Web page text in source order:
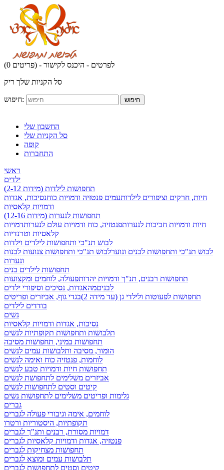
(0 פריטים) - לפרטים - היכנס לקישור
סל הקניות שלך ריק
חיפוש: חיפוש
החשבון שלי
סל הקניות שלי
קופה
התחברות
ראשי
ילדים
תחפושות לילדות (מידות 2-12)
חיות, חרקים וציפורים לילדותעמים פנטזיה ודמויות כוחנסיכות, אגדות
ודמויות קלאסיות
תחפושות לנערות (מידות 12-16)
חיות ודמויות חביבות לנערותפנטזיה, כוח ודמויות עולם לנערותדמויות
קלאסיות וטרנדיות
לבוש תנ"כי ותחפושות לילדים וילדות
לבוש תנ"כי ותחפושות לבנים ונוערלבוש תנ"כי ותחפושות צנועות לבנות
ונערות
תחפושות לילדים בנים
תחפושות רבנים, תנ"ך ודמויות יהדותפעולה, לוחמים ומקצועות
לבניםמהאגדות, נסיכים וסיפורי ילדים
תחפושות לפעוטות ולילדי גן (עד מידה 2)
בגדי גוף, אביזרים ופריטים
בודדים לילדים
נשים
נסיכות, אגדות ודמויות קלאסיות
תלבושות ותחפושות תקופתיות לנשים
תחפושות במיני, תחפושות מסיבה
הומור, מסיבה ותלבושות עמים לנשים
לוחמות, פנטזיה כוח ואימה לנשים
תחפושות חיות ודמויות טבע לנשים
אביזרים משלימים לתחפושת לנשים
קיטים וסטים לתחפושות לנשים
גלימות ופריטים משלימים לתחפושות נשים
גברים
לוחמים, אימה וגיבורי פעולה לגברים
תקופתיות, היסטוריות ורטרו
דמויות מסורת, רבנים ותנ"ך לגברים
פנטזיה, אגדות ודמויות קלאסיות לגברים
תחפושות מצחיקות לגברים
תלבושות עמים ומוצא לגברים
קיטים וסטים לתחפושות לגברים